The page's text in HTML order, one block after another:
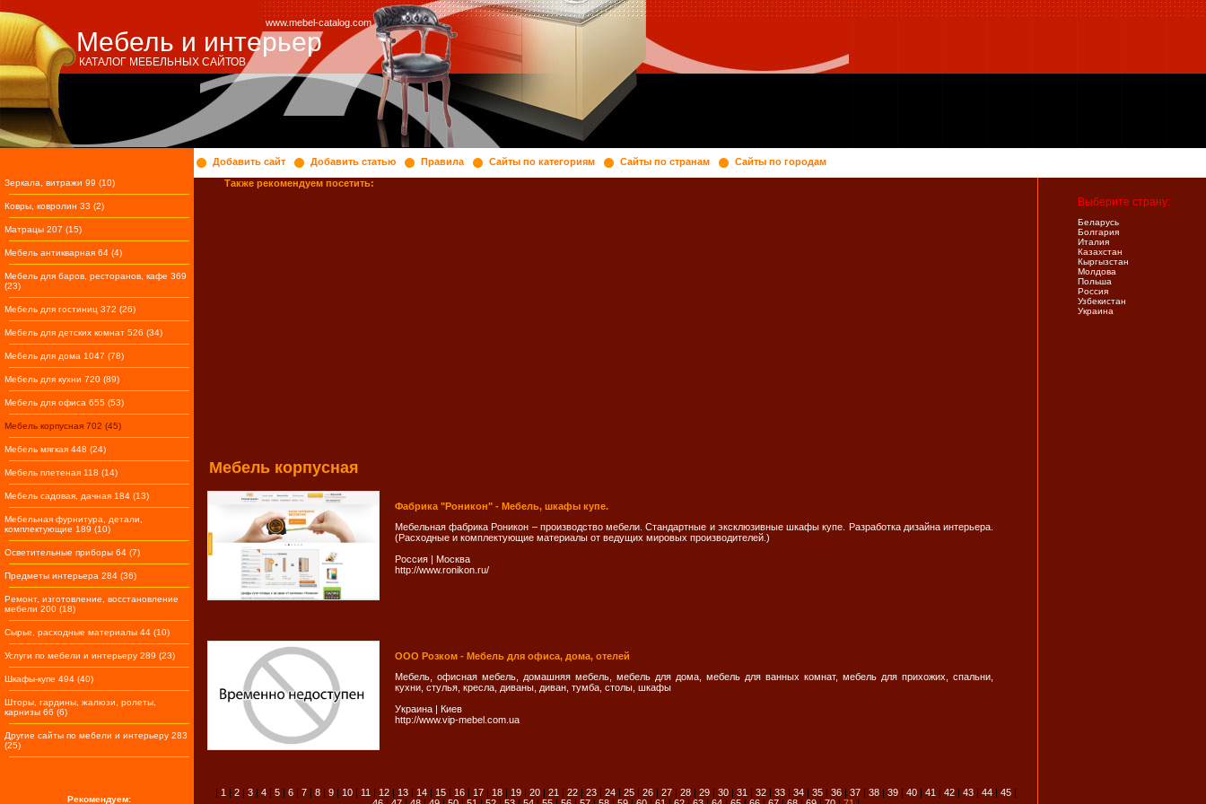
Мебель и интерьер
www.mebel-catalog.com
КАТАЛОГ МЕБЕЛЬНЫХ САЙТОВ
Зеркала, витражи 99 (10)
Ковры, ковролин 33 (2)
Матрацы 207 (15)
Мебель антикварная 64 (4)
Мебель для баров, ресторанов, кафе 369
(23)
Мебель для гостиниц 372 (26)
Мебель для детских комнат 526 (34)
Мебель для дома 1047 (78)
Мебель для кухни 720 (89)
Мебель для офиса 655 (53)
Мебель корпусная 702 (45)
Мебель мягкая 448 (24)
Мебель плетеная 118 (14)
Мебель садовая, дачная 184 (13)
Мебельная фурнитура, детали,
комплектующие 189 (10)
Осветительные приборы 64 (7)
Предметы интерьера 284 (36)
Ремонт, изготовление, восстановление
мебели 200 (18)
Сырье, расходные материалы 44 (10)
Услуги по мебели и интерьеру 289 (23)
Шкафы-купе 494 (40)
Шторы, гардины, жалюзи, ролеты,
карнизы 66 (6)
Другие сайты по мебели и интерьеру 283
(25)
Рекомендуем:
Добавить сайт Добавить статью Правила Сайты по категориям Сайты по странам
Сайты по городам
Также рекомендуем посетить:
Мебель корпусная
Фабрика "Роникон" - Мебель, шкафы купе.
Мебельная фабрика Роникон – производство мебели. Стандартные и эксклюзивные шкафы купе. Разработка дизайна интерьера.
(Расходные и комплектующие материалы от ведущих мировых производителей.)
Россия | Москва
http://www.ronikon.ru/
ООО Розком - Мебель для офиса, дома, отелей
Мебель, офисная мебель, домашняя мебель, мебель для дома, мебель для ванных комнат, мебель для прихожих, спальни,
кухни, стулья, кресла, диваны, диван, тумба, столы, шкафы
Украина | Киев
http://www.vip-mebel.com.ua
| 1 | 2| 3| 4| 5| 6| 7| 8| 9| 10| 11 | 12| 13| 14| 15| 16| 17| 18| 19| 20| 21 | 22| 23| 24| 25| 26| 27| 28| 29| 30| 31 | 32| 33| 34| 35| 36| 37| 38| 39| 40| 41 | 42| 43| 44| 45|
Выберите страну:
Беларусь
Болгария
Италия
Казахстан
Кыргызстан
Молдова
Польша
Россия
Узбекистан
Украина